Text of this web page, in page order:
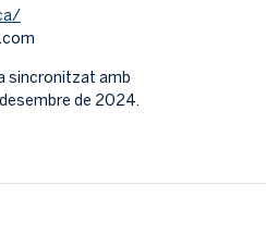
sincronitzat amb
de 2024.